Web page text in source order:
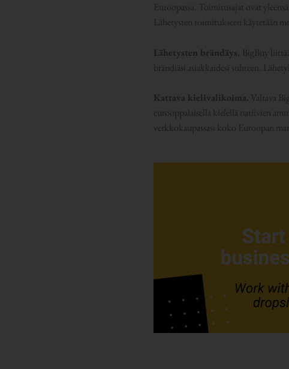
Euroopassa. Toimitusajat ovat
Lähetysten toimitukseen käytetään
Lähetysten brändäys. BigBuy
brändiäsi asiakkaidesi suhteen.
Kattava kielivalikoima. Valtava
eurooppalaisella kielellä natiivien
verkkokaupassasi koko Euroopan